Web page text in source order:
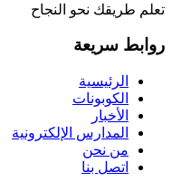
تعلم طريقك نحو النجاح
روابط سريعة
الرئيسية
الكوبونات
الأخبار
المدارس الإلكترونية
من نحن
اتصل بنا